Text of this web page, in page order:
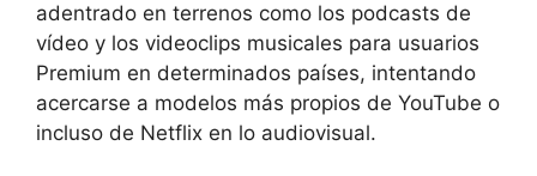
adentrado en terrenos como los podcasts de
vídeo y los videoclips musicales para usuarios
Premium en determinados países, intentando
acercarse a modelos más propios de YouTube o
incluso de Netflix en lo audiovisual.